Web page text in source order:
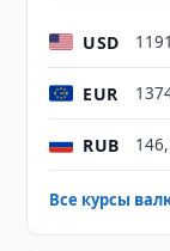
USD
EUR
RUB
Все курсы